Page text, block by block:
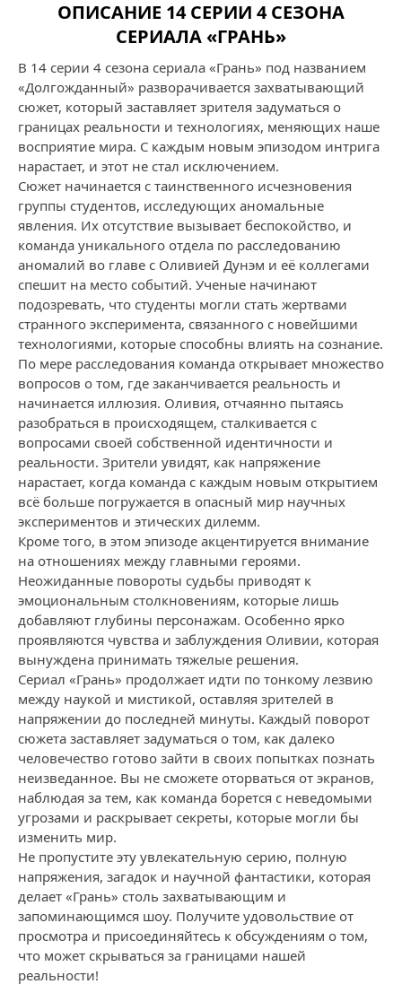
ОПИСАНИЕ 14 СЕРИИ 4 СЕЗОНА
СЕРИАЛА «ГРАНЬ»
В 14 серии 4 сезона сериала «Грань» под названием
«Долгожданный» разворачивается захватывающий
сюжет, который заставляет зрителя задуматься о
границах реальности и технологиях, меняющих наше
восприятие мира. С каждым новым эпизодом интрига
нарастает, и этот не стал исключением.
Сюжет начинается с таинственного исчезновения
группы студентов, исследующих аномальные
явления. Их отсутствие вызывает беспокойство, и
команда уникального отдела по расследованию
аномалий во главе с Оливией Дунэм и её коллегами
спешит на место событий. Ученые начинают
подозревать, что студенты могли стать жертвами
странного эксперимента, связанного с новейшими
технологиями, которые способны влиять на сознание.
По мере расследования команда открывает множество
вопросов о том, где заканчивается реальность и
начинается иллюзия. Оливия, отчаянно пытаясь
разобраться в происходящем, сталкивается с
вопросами своей собственной идентичности и
реальности. Зрители увидят, как напряжение
нарастает, когда команда с каждым новым открытием
всё больше погружается в опасный мир научных
экспериментов и этических дилемм.
Кроме того, в этом эпизоде акцентируется внимание
на отношениях между главными героями.
Неожиданные повороты судьбы приводят к
эмоциональным столкновениям, которые лишь
добавляют глубины персонажам. Особенно ярко
проявляются чувства и заблуждения Оливии, которая
вынуждена принимать тяжелые решения.
Сериал «Грань» продолжает идти по тонкому лезвию
между наукой и мистикой, оставляя зрителей в
напряжении до последней минуты. Каждый поворот
сюжета заставляет задуматься о том, как далеко
человечество готово зайти в своих попытках познать
неизведанное. Вы не сможете оторваться от экранов,
наблюдая за тем, как команда борется с неведомыми
угрозами и раскрывает секреты, которые могли бы
изменить мир.
Не пропустите эту увлекательную серию, полную
напряжения, загадок и научной фантастики, которая
делает «Грань» столь захватывающим и
запоминающимся шоу. Получите удовольствие от
просмотра и присоединяйтесь к обсуждениям о том,
что может скрываться за границами нашей
реальности!